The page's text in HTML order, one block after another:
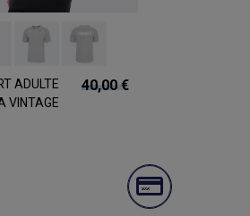
ADULTE
VINTAGE
40,00 €